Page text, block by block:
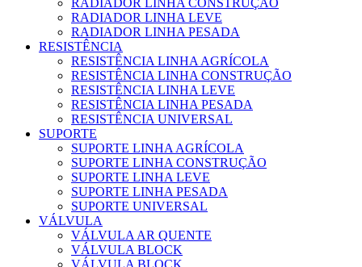
RADIADOR LINHA CONSTRUÇÃO
RADIADOR LINHA LEVE
RADIADOR LINHA PESADA
RESISTÊNCIA
RESISTÊNCIA LINHA AGRÍCOLA
RESISTÊNCIA LINHA CONSTRUÇÃO
RESISTÊNCIA LINHA LEVE
RESISTÊNCIA LINHA PESADA
RESISTÊNCIA UNIVERSAL
SUPORTE
SUPORTE LINHA AGRÍCOLA
SUPORTE LINHA CONSTRUÇÃO
SUPORTE LINHA LEVE
SUPORTE LINHA PESADA
SUPORTE UNIVERSAL
VÁLVULA
VÁLVULA AR QUENTE
VÁLVULA BLOCK